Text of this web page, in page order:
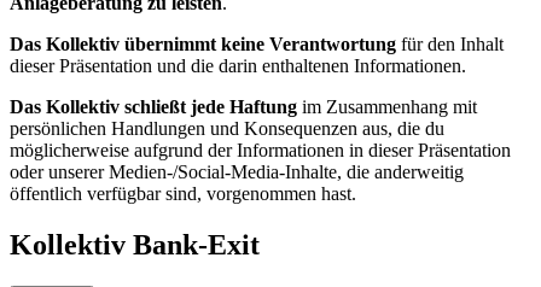
Das Kollektiv übernimmt keine Verantwortung für den Inhalt
dieser Präsentation und die darin enthaltenen Informationen.
Das Kollektiv schließt jede Haftung im Zusammenhang mit
persönlichen Handlungen und Konsequenzen aus, die du
möglicherweise aufgrund der Informationen in dieser Präsentation
oder unserer Medien-/Social-Media-Inhalte, die anderweitig
öffentlich verfügbar sind, vorgenommen hast.
Kollektiv Bank-Exit